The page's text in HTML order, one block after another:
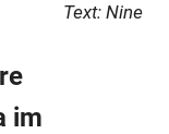
Text: Nine
im